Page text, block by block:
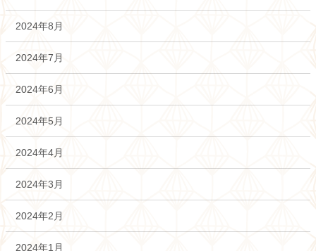
2024年8月
2024年7月
2024年6月
2024年5月
2024年4月
2024年3月
2024年2月
2024年1月